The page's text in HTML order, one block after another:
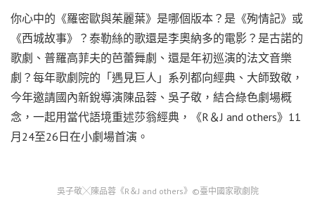
你心中的《羅密歐與茱麗葉》是哪個版本？是《殉情記》或
《西城故事》？泰勒絲的歌還是李奧納多的電影？是古諾的
歌劇、普羅高菲夫的芭蕾舞劇、還是年初巡演的法文音樂
劇？每年歌劇院的「遇見巨人」系列都向經典、大師致敬，
今年邀請國內新銳導演陳品蓉、吳子敬，結合綠色劇場概
念，一起用當代語境重述莎翁經典，《R＆J and others》11
月24至26日在小劇場首演。
吳子敬╳陳品蓉《R＆J and others》©臺中國家歌劇院